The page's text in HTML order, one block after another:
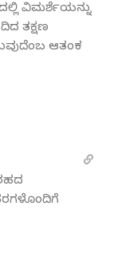
ವಿಮರ್ಶೆಯನ್ನು
ತಕ್ಷಣ
ಆತಂಕ